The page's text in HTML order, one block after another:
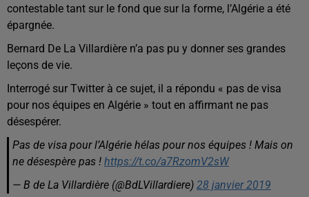
contestable tant sur le fond que sur la forme, l’Algérie a été
épargnée.
Bernard De La Villardière n’a pas pu y donner ses grandes
leçons de vie.
Interrogé sur Twitter à ce sujet, il a répondu « pas de visa
pour nos équipes en Algérie » tout en affirmant ne pas
désespérer.
Pas de visa pour l’Algérie hélas pour nos équipes ! Mais on
ne désespère pas ! https://t.co/a7RzomV2sW
— B de La Villardière (@BdLVillardiere) 28 janvier 2019